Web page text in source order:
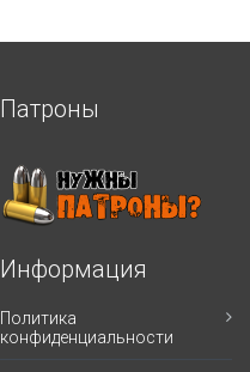
Патроны
Информация
Политика
конфиденциальности